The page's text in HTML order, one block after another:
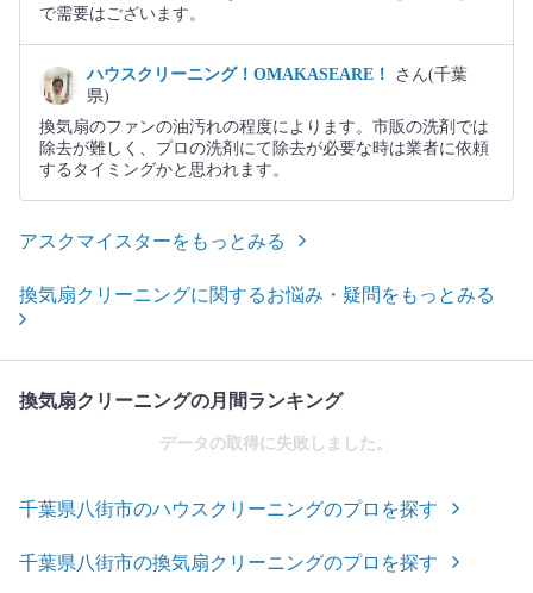
で需要はございます。
ハウスクリーニング！OMAKASEARE！
さん(千葉
県)
換気扇のファンの油汚れの程度によります。市販の洗剤では
除去が難しく、プロの洗剤にて除去が必要な時は業者に依頼
するタイミングかと思われます。
アスクマイスターをもっとみる
換気扇クリーニングに関するお悩み・疑問をもっとみる
換気扇クリーニングの月間ランキング
データの取得に失敗しました。
千葉県八街市のハウスクリーニングのプロを探す
千葉県八街市の換気扇クリーニングのプロを探す